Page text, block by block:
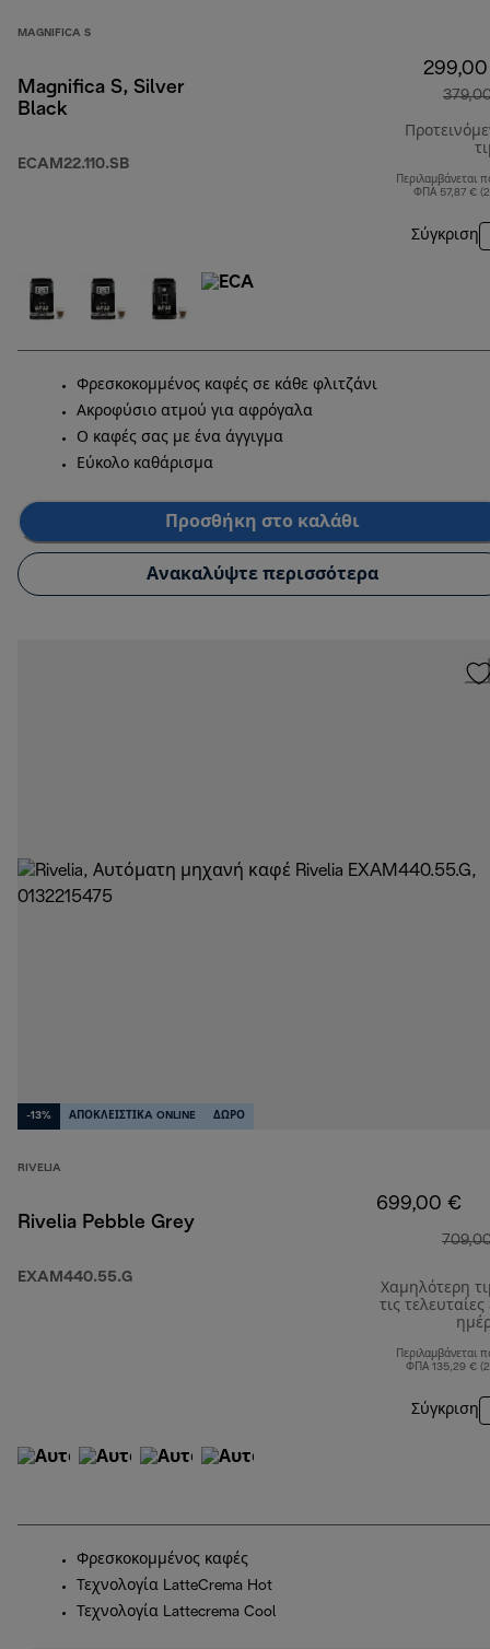
MAGNIFICA S
Magnifica S, Silver
Black
ECAM22.110.SB
Περιλαμβάνεται
ΦΠΑ 57,87 €
Σύγκριση
Φρεσκοκομμένος καφές σε κάθε φλιτζάνι
Ακροφύσιο ατμού για αφρόγαλα
Ο καφές σας με ένα άγγιγμα
Εύκολο καθάρισμα
Προσθήκη στο καλάθι
Ανακαλύψτε περισσότερα
-13% ΑΠΟΚΛΕΙΣΤΙΚA ONLINE ΔΩΡΟ
RIVELIA
Rivelia Pebble Grey
EXAM440.55.G
699,00 €
Χαμηλότερη
τις τελευταίες
Περιλαμβάνεται
ΦΠΑ 135,29 €
Σύγκριση
Φρεσκοκομμένος καφές
Τεχνολογία LatteCrema Hot
Τεχνολογία Lattecrema Cool